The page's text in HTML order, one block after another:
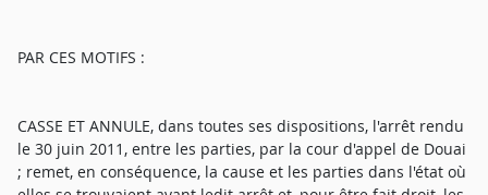
PAR CES MOTIFS :
CASSE ET ANNULE, dans toutes ses dispositions, l'arrêt rendu
le 30 juin 2011, entre les parties, par la cour d'appel de Douai
; remet, en conséquence, la cause et les parties dans l'état où